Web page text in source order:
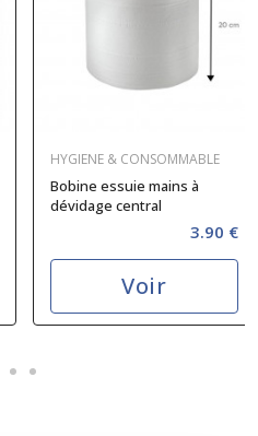
HYGIENE & CONSOMMABLE
Bobine essuie mains à
dévidage central
3.90 €
Voir